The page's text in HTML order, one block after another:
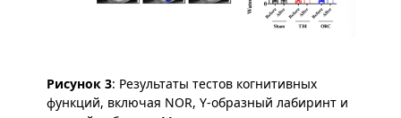
Рисунок 3: Результаты тестов когнитивных
функций, включая NOR, Y-образный лабиринт и